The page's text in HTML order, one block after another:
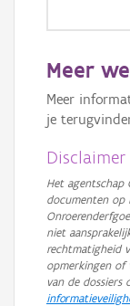
Meer
Meer
je
Disclaimer
Het agentschap
documenten op
niet
rechtmatigheid
opmerkingen of
van de